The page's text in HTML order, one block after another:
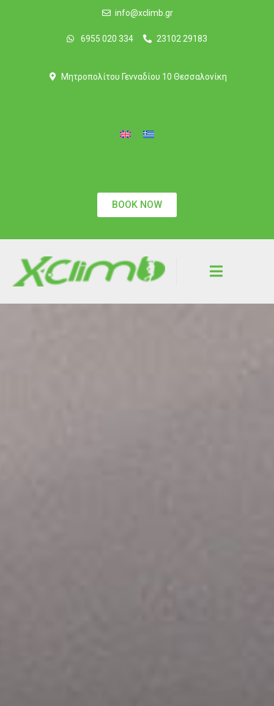
info@xclimb.gr
6955 020 334 23102 29183
Μητροπολίτου Γενναδίου 10 Θεσσαλονίκη
BOOK NOW